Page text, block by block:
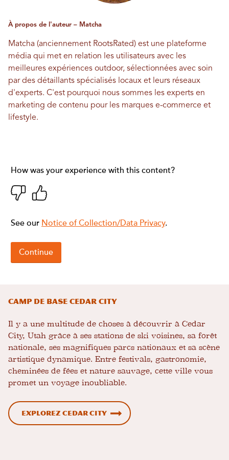
À propos de l'auteur – Matcha
Matcha (anciennement RootsRated) est une plateforme
média qui met en relation les utilisateurs avec les
meilleures expériences outdoor, sélectionnées avec soin
par des détaillants spécialisés locaux et leurs réseaux
d'experts. C'est pourquoi nous sommes les experts en
marketing de contenu pour les marques e-commerce et
lifestyle.
Camp de base Cedar City
Il y a une multitude de choses à découvrir à Cedar
City, Utah grâce à ses stations de ski voisines, sa forêt
nationale, ses magnifiques parcs nationaux et sa scène
artistique dynamique. Entre festivals, gastronomie,
cheminées de fées et nature sauvage, cette ville vous
promet un voyage inoubliable.
Explorez Cedar City